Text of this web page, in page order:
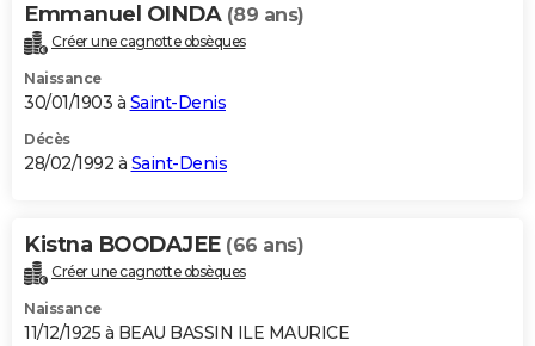
Emmanuel OINDA (89 ans)
Créer une cagnotte obsèques
Naissance
30/01/1903 à Saint-Denis
Décès
28/02/1992 à Saint-Denis
Kistna BOODAJEE (66 ans)
Créer une cagnotte obsèques
Naissance
11/12/1925 à BEAU BASSIN ILE MAURICE